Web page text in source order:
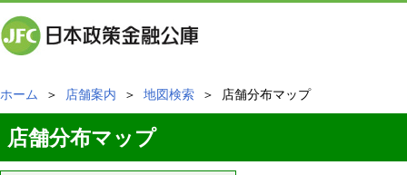
ホーム ＞ 店舗案内 ＞ 地図検索 ＞ 店舗分布マップ
店舗分布マップ